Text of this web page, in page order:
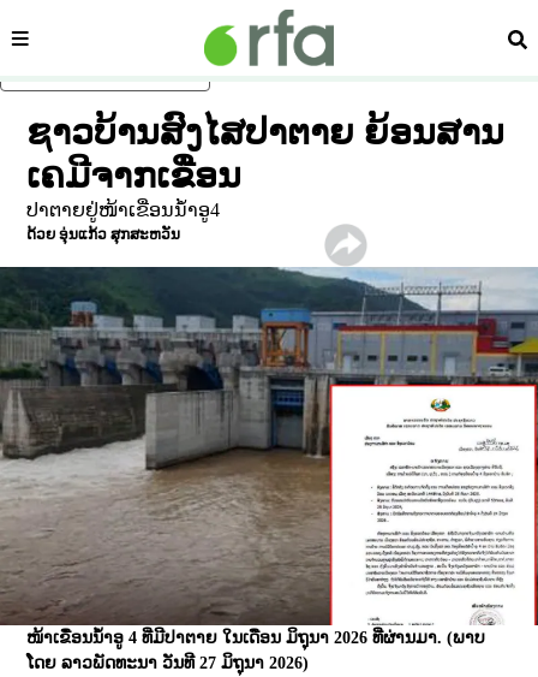
ໝວດ ຄົ້
ຊາວບ້ານສົງໄສປາຕາຍ ຍ້ອນສານ
ເຄມີຈາກເຂື່ອນ
ປາຕາຍຢູ່ໜ້າເຂື່ອນນໍ້າອູ4
ດ້ວຍ ອຸ່ນແກ້ວ ສຸກສະຫວັນ
ໜ້າເຂື່ອນນໍ້າອູ 4 ທີ່ມີປາຕາຍ ໃນເດືອນ ມິຖຸນາ 2026 ທີ່ຜ່ານມາ.(ພາບ
ໂດຍ ລາວພັດທະນາ ວັນທີ 27 ມິຖຸນາ 2026)